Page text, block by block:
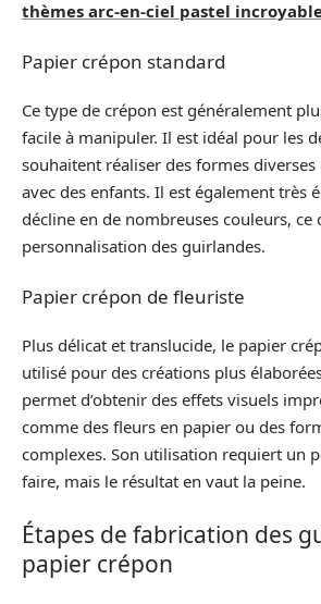
thèmes arc-en-ciel pastel
Papier crépon standard
Ce type de crépon est généralement
facile à manipuler. Il est idéal pour les
souhaitent réaliser des formes
avec des enfants. Il est également très
décline en de nombreuses couleurs, ce
personnalisation des guirlandes.
Papier crépon de fleuriste
Plus délicat et translucide, le papier
utilisé pour des créations plus
permet d’obtenir des effets visuels
comme des fleurs en papier ou des
complexes. Son utilisation requiert un
faire, mais le résultat en vaut la peine.
Étapes de fabrication des
papier crépon